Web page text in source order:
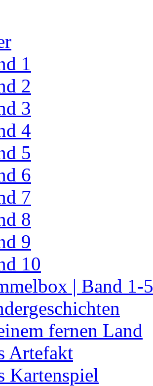
1
2
3
4
5
6
7
8
9
10
| Band 1-5
fernen Land
Artefakt
Kartenspiel